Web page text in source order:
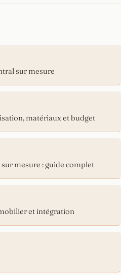
sur mesure
matériaux et budget
mesure : guide complet
et intégration